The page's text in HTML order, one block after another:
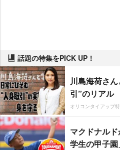
話題の特集をPICK UP！
川島海荷さ
引”のリアル
オリコンタイアップ
マクドナル
学生の甲子園